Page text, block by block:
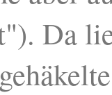
Da